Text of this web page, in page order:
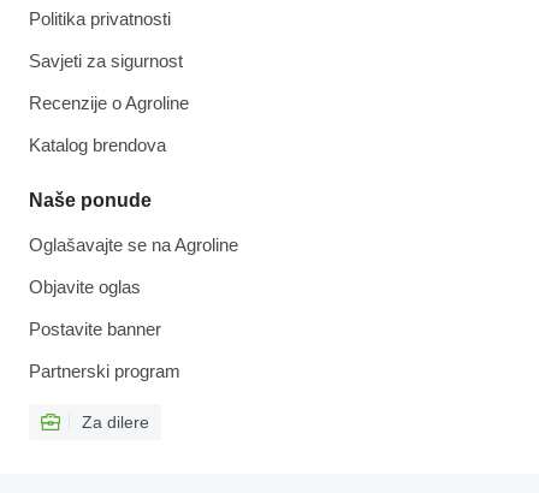
Politika privatnosti
Savjeti za sigurnost
Recenzije o Agroline
Katalog brendova
Naše ponude
Oglašavajte se na Agroline
Objavite oglas
Postavite banner
Partnerski program
Za dilere